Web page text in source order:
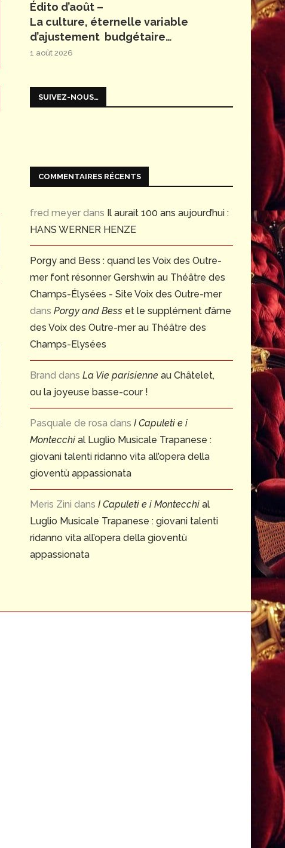
Le siège de Corinthe : 1826-
OPERAFEST 2026 –
DE TURANDOT &
VARIATIONS
Édito d’août –
La culture, éternelle variable
d’ajustement budgétaire…
1 août 2026
SUIVEZ-NOUS…
COMMENTAIRES RÉCENTS
fred meyer dans Il aurait 100 ans aujourd’hui :
HANS WERNER HENZE
Porgy and Bess : quand les Voix des Outre-
mer font résonner Gershwin au Théâtre des
Champs-Élysées - Site Voix des Outre-mer
dans Porgy and Bess et le supplément d’âme
des Voix des Outre-mer au Théâtre des
Champs-Elysées
Brand dans La Vie parisienne au Châtelet,
ou la joyeuse basse-cour !
Pasquale de rosa dans I Capuleti e i
Montecchi al Luglio Musicale Trapanese :
giovani talenti ridanno vita all’opera della
gioventù appassionata
Meris Zini dans I Capuleti e i Montecchi al
Luglio Musicale Trapanese : giovani talenti
ridanno vita all’opera della gioventù
appassionata